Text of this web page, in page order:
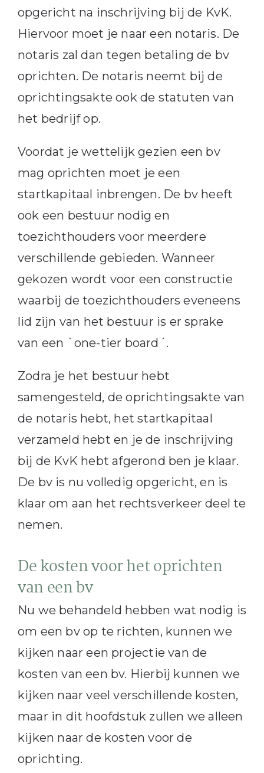
opgericht na inschrijving bij de KvK.
Hiervoor moet je naar een notaris. De
notaris zal dan tegen betaling de bv
oprichten. De notaris neemt bij de
oprichtingsakte ook de statuten van
het bedrijf op.
Voordat je wettelijk gezien een bv
mag oprichten moet je een
startkapitaal inbrengen. De bv heeft
ook een bestuur nodig en
toezichthouders voor meerdere
verschillende gebieden. Wanneer
gekozen wordt voor een constructie
waarbij de toezichthouders eveneens
lid zijn van het bestuur is er sprake
van een `one-tier board´.
Zodra je het bestuur hebt
samengesteld, de oprichtingsakte van
de notaris hebt, het startkapitaal
verzameld hebt en je de inschrijving
bij de KvK hebt afgerond ben je klaar.
De bv is nu volledig opgericht, en is
klaar om aan het rechtsverkeer deel te
nemen.
De kosten voor het oprichten
van een bv
Nu we behandeld hebben wat nodig is
om een bv op te richten, kunnen we
kijken naar een projectie van de
kosten van een bv. Hierbij kunnen we
kijken naar veel verschillende kosten,
maar in dit hoofdstuk zullen we alleen
kijken naar de kosten voor de
oprichting.